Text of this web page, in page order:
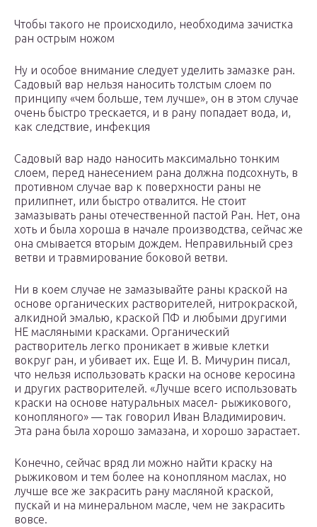
Чтобы такого не происходило, необходима зачистка
ран острым ножом
Ну и особое внимание следует уделить замазке ран.
Садовый вар нельзя наносить толстым слоем по
принципу «чем больше, тем лучше», он в этом случае
очень быстро трескается, и в рану попадает вода, и,
как следствие, инфекция
Садовый вар надо наносить максимально тонким
слоем, перед нанесением рана должна подсохнуть, в
противном случае вар к поверхности раны не
прилипнет, или быстро отвалится. Не стоит
замазывать раны отечественной пастой Ран. Нет, она
хоть и была хороша в начале производства, сейчас же
она смывается вторым дождем. Неправильный срез
ветви и травмирование боковой ветви.
Ни в коем случае не замазывайте раны краской на
основе органических растворителей, нитрокраской,
алкидной эмалью, краской ПФ и любыми другими
НЕ масляными красками. Органический
растворитель легко проникает в живые клетки
вокруг ран, и убивает их. Еще И. В. Мичурин писал,
что нельзя использовать краски на основе керосина
и других растворителей. «Лучше всего использовать
краски на основе натуральных масел- рыжикового,
конопляного» — так говорил Иван Владимирович.
Эта рана была хорошо замазана, и хорошо зарастает.
Конечно, сейчас вряд ли можно найти краску на
рыжиковом и тем более на конопляном маслах, но
лучше все же закрасить рану масляной краской,
пускай и на минеральном масле, чем не закрасить
вовсе.